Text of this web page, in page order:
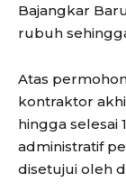
Bajangkar
rubuh
Atas
kontraktor
hingga selesai
administratif
disetujui oleh